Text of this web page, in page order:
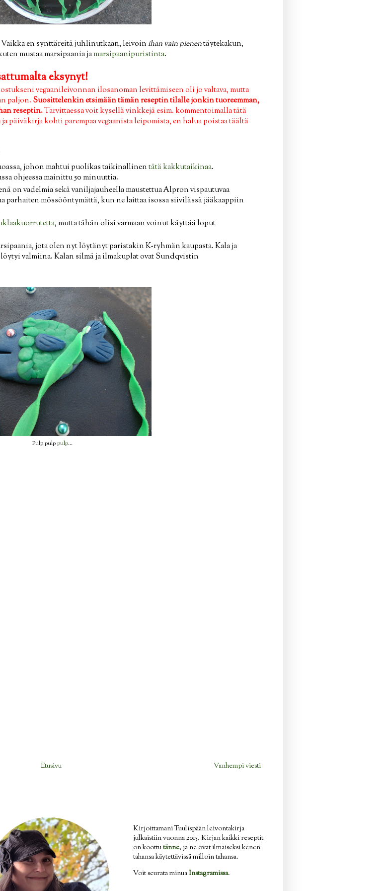
Vaikka en synttäreitä juhlinutkaan, leivoin ihan vain pienentäytekakun,
mustaa marsipaania jamarsipaanipuristinta.
eksynyt!
vegaanileivonnan ilosanoman levittämiseen oli jo valtava, mutta
paljon. Suosittelenkin etsimään tämän reseptin tilalle jonkin tuoreemman,
reseptin.Tarvittaessa voit kysellä vinkkejä esim. kommentoimalla tätä
päiväkirja kohti parempaa vegaanista leipomista, en halua poistaa täältä
johon mahtui puolikas taikinallinentätä kakkutaikinaa.
ohjeessa mainittu 50 minuuttia.
on vadelmia sekä vaniljajauheella maustettua Alpron vispautuvaa
parhaiten mössööntymättä, kun ne laittaa isossa siivilässä jääkaappiin
, mutta tähän olisi varmaan voinut käyttää loput
jota olen nyt löytänyt paristakin K-ryhmän kaupasta. Kala ja
löytyi valmiina. Kalan silmä ja ilmakuplat ovat Sundqvistin
Pulp pulppulp...
Vanhempi viesti
Etusivu
Kirjoittamani Tuulispään leivontakirja
julkaistiin vuonna 2015. Kirjan kaikki reseptit
on koottutänne, ja ne ovat ilmaiseksi kenen
tahansa käytettävissä milloin tahansa.
Voit seurata minuaInstagramissa.